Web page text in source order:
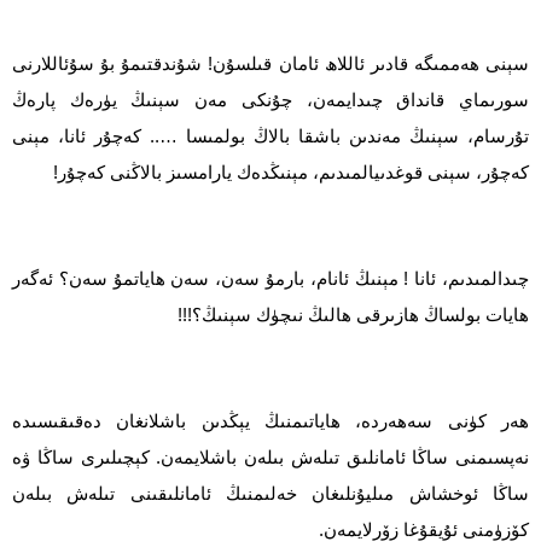
سېنى ھەممىگە قادىر ئاللاھ ئامان قىلسۇن! شۇندقتىمۇ بۇ سۇئاللارنى
سورىماي قانداق چىدايمەن، چۇنكى مەن سېنىڭ يۈرەك پارەڭ
تۇرسام، سېنىڭ مەندىن باشقا بالاڭ بولمىسا ….. كەچۇر ئانا، مېنى
كەچۇر، سېنى قوغدىيالمىدىم، مېنىڭدەك يارامسىز بالاڭنى كەچۇر!
چىدالمىدىم، ئانا ! مېنىڭ ئانام، بارمۇ سەن، سەن ھاياتمۇ سەن؟ ئەگەر
ھايات بولساڭ ھازىرقى ھالىڭ نىچۈك سېنىڭ؟!!!
ھەر كۈنى سەھەردە، ھاياتىمنىڭ يېڭدىن باشلانغان دەقىقىسىدە
نەپسىمنى ساڭا ئامانلىق تىلەش بىلەن باشلايمەن. كېچىلىرى ساڭا ۋە
ساڭا ئوخشاش مىليۇنلىغان خەلىمنىڭ ئامانلىقىنى تىلەش بىلەن
كۆزۈمنى ئۇيقۇغا زۆرلايمەن.